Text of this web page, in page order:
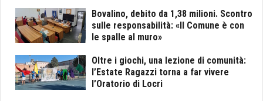
Bovalino, debito da 1,38 milioni. Scontro
sulle responsabilità: «Il Comune è con
le spalle al muro»
Oltre i giochi, una lezione di comunità:
l’Estate Ragazzi torna a far vivere
l’Oratorio di Locri